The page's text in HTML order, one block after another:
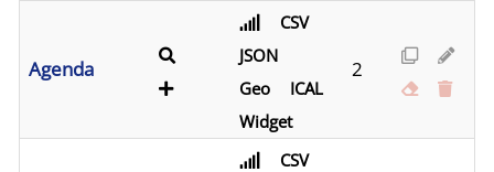
Agenda
CSV
JSON
Geo
ICAL
Widget
2
CSV